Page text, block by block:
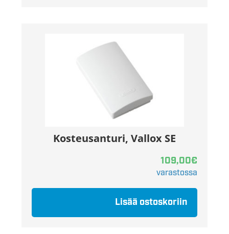
Kosteusanturi, Vallox SE
109,00€
varastossa
Lisää ostoskoriin